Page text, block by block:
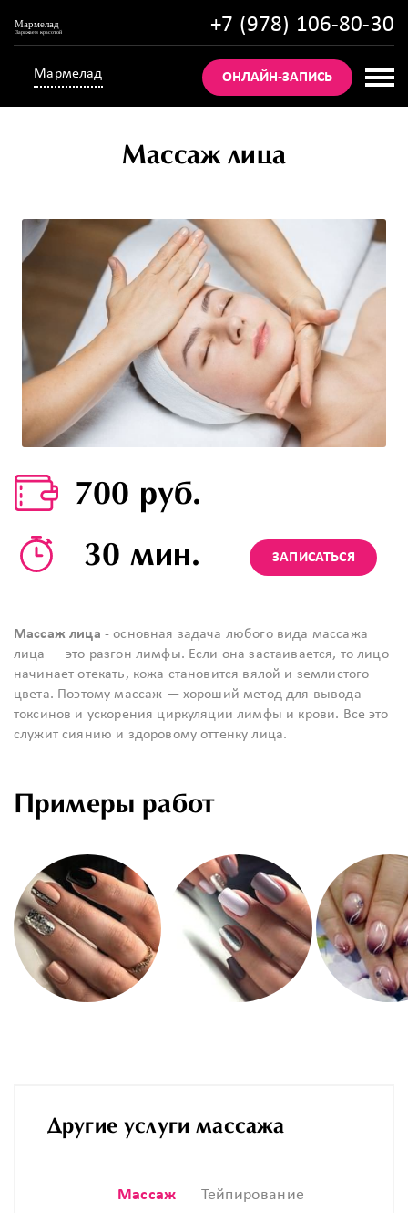
+7 (978) 106-80-30
Мармелад ОНЛАЙН-ЗАПИСЬ
Массаж лица
700 руб.
30 мин.
ЗАПИСАТЬСЯ
Массаж лица - основная задача любого вида массажа
лица — это разгон лимфы. Если она застаивается, то лицо
начинает отекать, кожа становится вялой и землистого
цвета. Поэтому массаж — хороший метод для вывода
токсинов и ускорения циркуляции лимфы и крови. Все это
служит сиянию и здоровому оттенку лица.
Примеры работ
Другие услуги массажа
Массаж Тейпирование